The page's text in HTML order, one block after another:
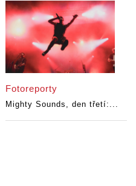
Fotoreporty
Mighty Sounds, den třetí:...